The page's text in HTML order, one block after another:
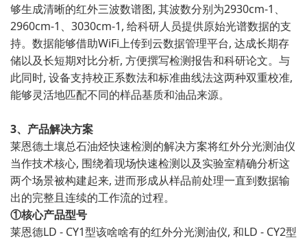
够生成清晰的红外三波数谱图, 其波数分别为2930cm-1、
2960cm-1、3030cm-1, 给科研人员提供原始光谱数据的支
持。数据能够借助WiFi上传到云数据管理平台, 达成长期存
储以及长短期对比分析, 方便撰写检测报告和科研论文。与
此同时, 设备支持校正系数法和标准曲线法这两种双重校准,
能够灵活地匹配不同的样品基质和油品来源。
3、产品解决方案
莱恩德土壤总石油烃快速检测的解决方案将红外分光测油仪
当作技术核心, 围绕着现场快速检测以及实验室精确分析这
两个场景被构建起来, 进而形成从样品前处理一直到数据输
出的完整且连续的工作流的过程。
①核心产品型号
莱恩德LD - CY1型该啥啥有的红外分光测油仪, 和LD - CY2型